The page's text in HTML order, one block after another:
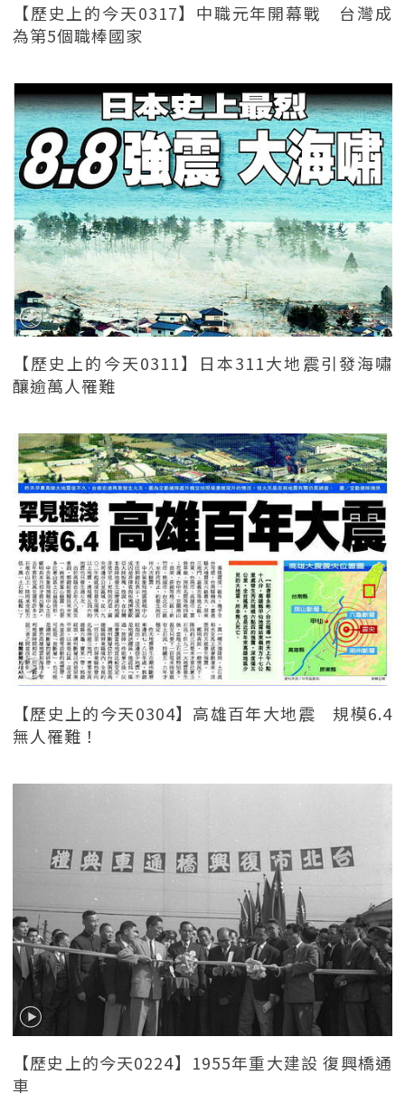
【歷史上的今天0317】中職元年開幕戰 台灣成
為第5個職棒國家
【歷史上的今天0311】日本311大地震引發海嘯
釀逾萬人罹難
【歷史上的今天0304】高雄百年大地震 規模6.4
無人罹難！
【歷史上的今天0224】1955年重大建設 復興橋通
車